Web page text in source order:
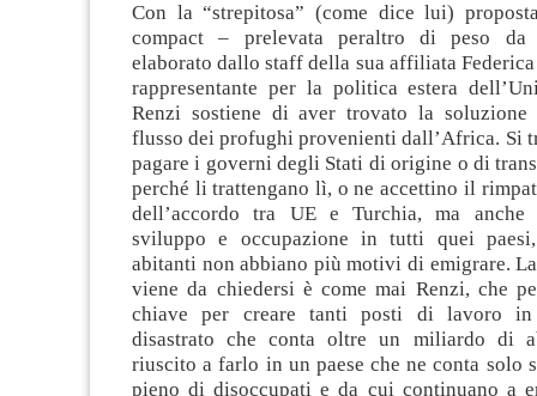
Con la “strepitosa” (come dice lui)
compact – prelevata peraltro di peso da
elaborato dallo staff della sua affiliata
rappresentante per la politica estera
Renzi sostiene di aver trovato la
flusso dei profughi provenienti dall’Africa. Si
pagare i governi degli Stati di origine o di
perché li trattengano lì, o ne accettino il
dell’accordo tra UE e Turchia, ma anche
sviluppo e occupazione in tutti quei
abitanti non abbiano più motivi di emigrare.
viene da chiedersi è come mai Renzi, che
chiave per creare tanti posti di lavoro in
disastrato che conta oltre un miliardo di
riuscito a farlo in un paese che ne conta solo
pieno di disoccupati e da cui continuano a